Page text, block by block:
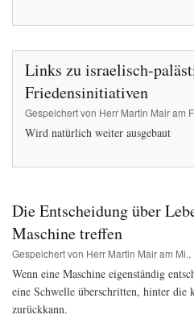
Links zu israelisch-
Friedensinitiativen
Gespeichert von Herr Martin Mairam
Wird natürlich weiter ausgebaut
Die Entscheidung über
Maschine treffen
Gespeichert von Herr Martin Mairam
Wenn eine Maschine eigenständig
eine Schwelle überschritten, hinter die
zurückkann.